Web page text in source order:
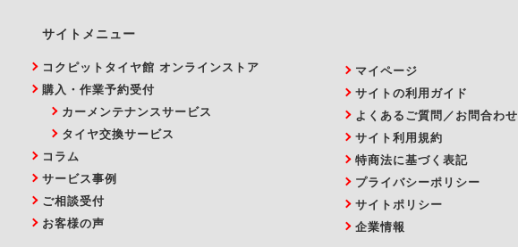
サイトメニュー
コクピットタイヤ館 オンラインストア
購入・作業予約受付
カーメンテナンスサービス
タイヤ交換サービス
コラム
サービス事例
ご相談受付
お客様の声
マイページ
サイトの利用ガイド
よくあるご質問／お問合わせ
サイト利用規約
特商法に基づく表記
プライバシーポリシー
サイトポリシー
企業情報